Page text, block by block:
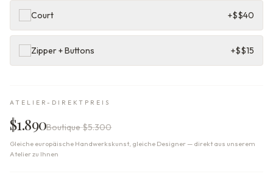
Court +$$40
Zipper + Buttons +$$15
ATELIER-DIREKTPREIS
$1.890Boutique$5.300
Gleiche europäische Handwerkskunst, gleiche Designer — direkt aus unserem
Atelier zu Ihnen